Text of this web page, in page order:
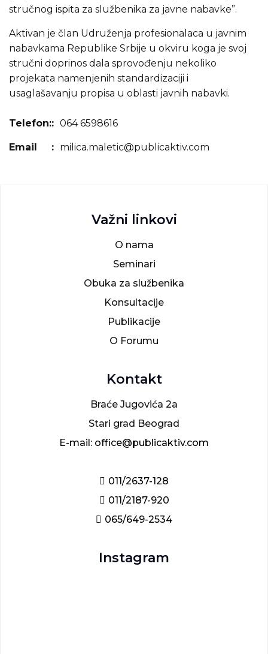
stručnog ispita za službenika za javne nabavke”.
Aktivan je član Udruženja profesionalaca u javnim
nabavkama Republike Srbije u okviru koga je svoj
stručni doprinos dala sprovođenju nekoliko
projekata namenjenih standardizaciji i
usaglašavanju propisa u oblasti javnih nabavki.
Telefon: 064 6598616
Email milica.maletic@publicaktiv.com
Važni linkovi
O nama
Seminari
Obuka za službenika
Konsultacije
Publikacije
O Forumu
Kontakt
Braće Jugovića 2a
Stari grad Beograd
E-mail: office@publicaktiv.com
011/2637-128
011/2187-920
065/649-2534
Instagram